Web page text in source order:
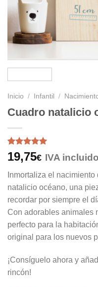
Inicio / Infantil /
Cuadro natalicio
Valorado
con 5de 5
1
valoración
de un
cliente
19,75€ IVA incluido
Inmortaliza el
natalicio océano, una
recordar por siempre el
Con adorables animales
perfecto para la
original para los nuevos
¡Consíguelo ahora y
rincón!